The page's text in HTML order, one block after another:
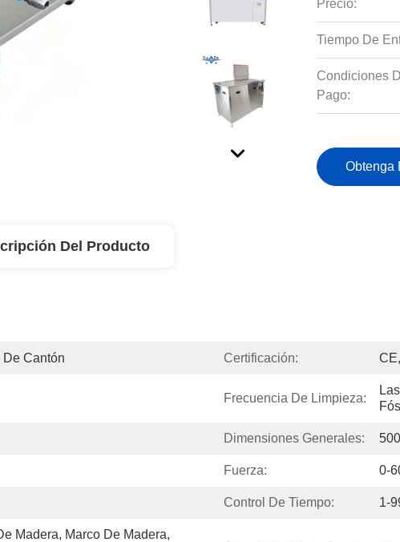
Precio:
Tiempo De
Condiciones
Pago:
Obtenga
Del Producto
Cantón Certificación:
Frecuencia De Limpieza:
Dimensiones Generales:
Fuerza: 0-
Control De Tiempo: 1-
Madera, Marco De Madera,